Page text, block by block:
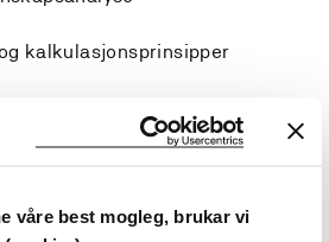
våre best mogleg, brukar vi
kalkulasjonsprinsipper